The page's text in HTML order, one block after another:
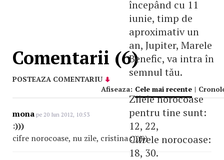
începând cu 11
iunie, timp de
aproximativ un
an, Jupiter, Marele
Benefic, va intra în
semnul tău.
Zilele norocoase
pentru tine sunt:
12, 22,
Cifrele norocoase:
18, 30.
Comentarii (6)
POSTEAZA COMENTARIU
Afiseaza: Cele mai recente |
mona pe 20 Iun 2012, 10:53
:)))
cifre norocoase, nu zile, cristina :))))))